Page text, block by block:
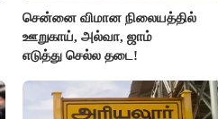
சென்னை விமான நிலையத்தில்
ஊறுகாய், அல்வா, ஜாம்
எடுத்து செல்ல தடை!